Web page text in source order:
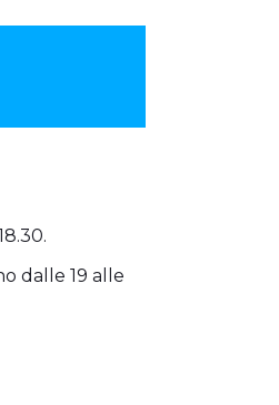
dalle 19 alle